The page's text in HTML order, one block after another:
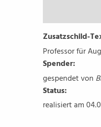
Zusatzschild-
Professor für
Spender:
gespendet von
Status:
realisiert am